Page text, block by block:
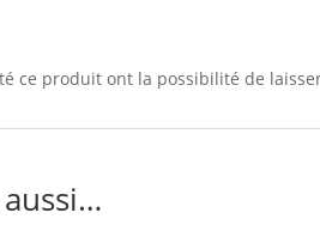
ce produit ont la possibilité de